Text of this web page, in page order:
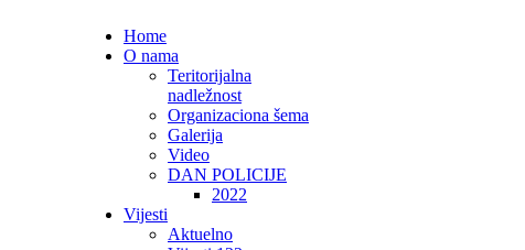
Home
O nama
Teritorijalna
nadležnost
Organizaciona šema
Galerija
Video
DAN POLICIJE
2022
Vijesti
Aktuelno